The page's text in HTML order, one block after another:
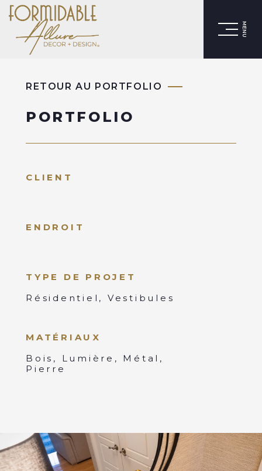
MENU
RETOUR AU PORTFOLIO
PORTFOLIO
CLIENT
ENDROIT
TYPE DE PROJET
Résidentiel, Vestibules
MATÉRIAUX
Bois, Lumière, Métal,
Pierre